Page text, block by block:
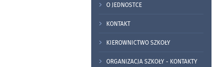
O JEDNOSTCE
KONTAKT
KIEROWNICTWO SZKOŁY
ORGANIZACJA SZKOŁY - KONTAKTY